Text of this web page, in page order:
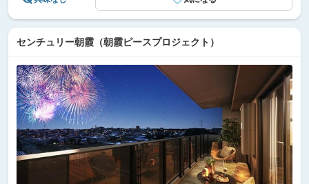
センチュリー朝霞（朝霞ピースプロジェクト）